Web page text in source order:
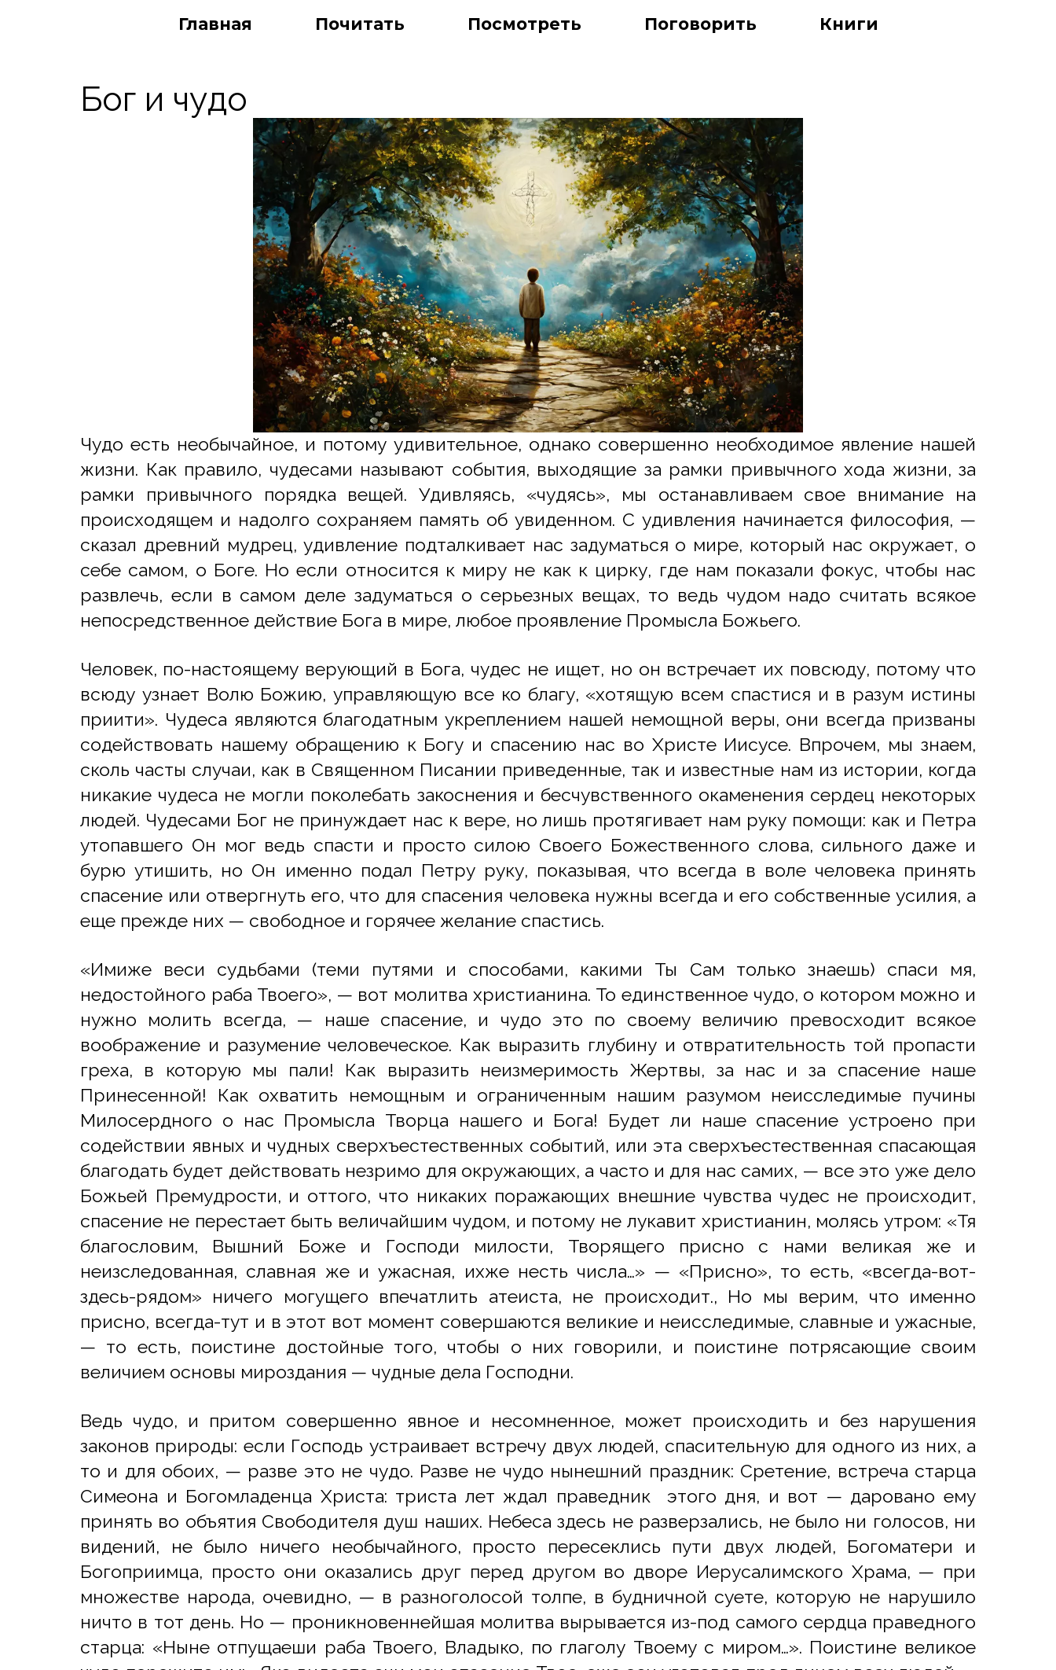
Главная Почитать Посмотреть Поговорить Книги
Бог и чудо
Чудо есть необычайное, и потому удивительное, однако совершенно необходимое явление нашей
жизни. Как правило, чудесами называют события, выходящие за рамки привычного хода жизни, за
рамки привычного порядка вещей. Удивляясь, «чудясь», мы останавливаем свое внимание на
происходящем и надолго сохраняем память об увиденном. С удивления начинается философия, —
сказал древний мудрец, удивление подталкивает нас задуматься о мире, который нас окружает, о
себе самом, о Боге. Но если относится к миру не как к цирку, где нам показали фокус, чтобы нас
развлечь, если в самом деле задуматься о серьезных вещах, то ведь чудом надо считать всякое
непосредственное действие Бога в мире, любое проявление Промысла Божьего.
Человек, по-настоящему верующий в Бога, чудес не ищет, но он встречает их повсюду, потому что
всюду узнает Волю Божию, управляющую все ко благу, «хотящую всем спастися и в разум истины
приити». Чудеса являются благодатным укреплением нашей немощной веры, они всегда призваны
содействовать нашему обращению к Богу и спасению нас во Христе Иисусе. Впрочем, мы знаем,
сколь часты случаи, как в Священном Писании приведенные, так и известные нам из истории, когда
никакие чудеса не могли поколебать закоснения и бесчувственного окаменения сердец некоторых
людей. Чудесами Бог не принуждает нас к вере, но лишь протягивает нам руку помощи: как и Петра
утопавшего Он мог ведь спасти и просто силою Своего Божественного слова, сильного даже и
бурю утишить, но Он именно подал Петру руку, показывая, что всегда в воле человека принять
спасение или отвергнуть его, что для спасения человека нужны всегда и его собственные усилия, а
еще прежде них — свободное и горячее желание спастись.
«Имиже веси судьбами (теми путями и способами, какими Ты Сам только знаешь) спаси мя,
недостойного раба Твоего», — вот молитва христианина. То единственное чудо, о котором можно и
нужно молить всегда, — наше спасение, и чудо это по своему величию превосходит всякое
воображение и разумение человеческое. Как выразить глубину и отвратительность той пропасти
греха, в которую мы пали! Как выразить неизмеримость Жертвы, за нас и за спасение наше
Принесенной! Как охватить немощным и ограниченным нашим разумом неисследимые пучины
Милосердного о нас Промысла Творца нашего и Бога! Будет ли наше спасение устроено при
содействии явных и чудных сверхъестественных событий, или эта сверхъестественная спасающая
благодать будет действовать незримо для окружающих, а часто и для нас самих, — все это уже дело
Божьей Премудрости, и оттого, что никаких поражающих внешние чувства чудес не происходит,
спасение не перестает быть величайшим чудом, и потому не лукавит христианин, молясь утром: «Тя
благословим, Вышний Боже и Господи милости, Творящего присно с нами великая же и
неизследованная, славная же и ужасная, ихже несть числа…» — «Присно», то есть, «всегда-вот-
здесь-рядом» ничего могущего впечатлить атеиста, не происходит., Но мы верим, что именно
присно, всегда-тут и в этот вот момент совершаются великие и неисследимые, славные и ужасные,
— то есть, поистине достойные того, чтобы о них говорили, и поистине потрясающие своим
величием основы мироздания — чудные дела Господни.
Ведь чудо, и притом совершенно явное и несомненное, может происходить и без нарушения
законов природы: если Господь устраивает встречу двух людей, спасительную для одного из них, а
то и для обоих, — разве это не чудо. Разве не чудо нынешний праздник: Сретение, встреча старца
Симеона и Богомладенца Христа: триста лет ждал праведник этого дня, и вот — даровано ему
принять во объятия Свободителя душ наших. Небеса здесь не разверзались, не было ни голосов, ни
видений, не было ничего необычайного, просто пересеклись пути двух людей, Богоматери и
Богоприимца, просто они оказались друг перед другом во дворе Иерусалимского Храма, — при
множестве народа, очевидно, — в разноголосой толпе, в будничной суете, которую не нарушило
ничто в тот день. Но — проникновеннейшая молитва вырывается из-под самого сердца праведного
старца: «Ныне отпущаеши раба Твоего, Владыко, по глаголу Твоему с миром…». Поистине великое